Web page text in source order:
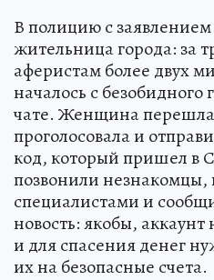
В полицию с
жительница города: за
аферистам более двух
началось с безобидного
чате. Женщина перешла
проголосовала и
код, который пришел в
позвонили незнакомцы,
специалистами и
новость: якобы, аккаунт
и для спасения денег
их на безопасные счета.